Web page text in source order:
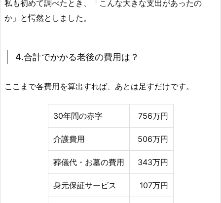
私も初めて調べたとき、「こんな大きな支出があったの
か」と愕然としました。
4.合計でかかる老後の費用は？
ここまで各費用を算出すれば、あとは足すだけです。
30年間の赤字 756万円
介護費用 506万円
葬儀代・お墓の費用 343万円
身元保証サービス 107万円